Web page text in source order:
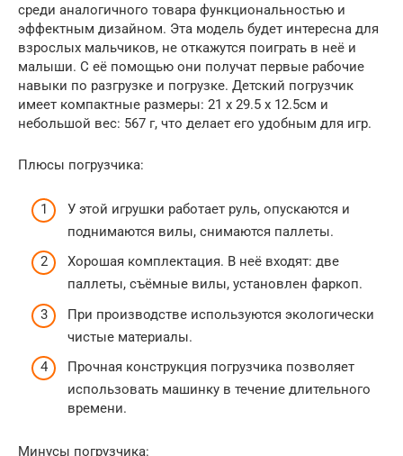
среди аналогичного товара функциональностью и
эффектным дизайном. Эта модель будет интересна для
взрослых мальчиков, не откажутся поиграть в неё и
малыши. С её помощью они получат первые рабочие
навыки по разгрузке и погрузке. Детский погрузчик
имеет компактные размеры: 21 x 29.5 x 12.5см и
небольшой вес: 567 г, что делает его удобным для игр.
Плюсы погрузчика:
У этой игрушки работает руль, опускаются и
поднимаются вилы, снимаются паллеты.
Хорошая комплектация. В неё входят: две
паллеты, съёмные вилы, установлен фаркоп.
При производстве используются экологически
чистые материалы.
Прочная конструкция погрузчика позволяет
использовать машинку в течение длительного
времени.
Минусы погрузчика: